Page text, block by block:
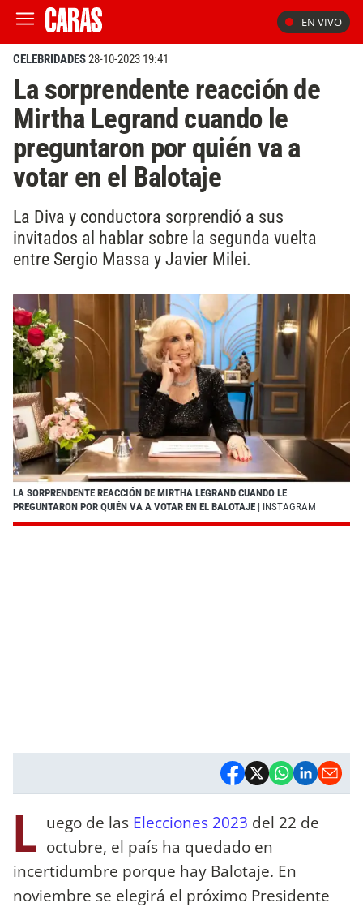
EN VIVO
CELEBRIDADES28-10-2023 19:41
La sorprendente reacción de
Mirtha Legrand cuando le
preguntaron por quién va a
votar en el Balotaje
La Diva y conductora sorprendió a sus
invitados al hablar sobre la segunda vuelta
entre Sergio Massa y Javier Milei.
LA SORPRENDENTE REACCIÓN DE MIRTHA LEGRAND CUANDO LE
PREGUNTARON POR QUIÉN VA A VOTAR EN EL BALOTAJE | INSTAGRAM
L uego de las Elecciones 2023 del 22 de
octubre, el país ha quedado en
incertidumbre porque hay Balotaje. En
noviembre se elegirá el próximo Presidente